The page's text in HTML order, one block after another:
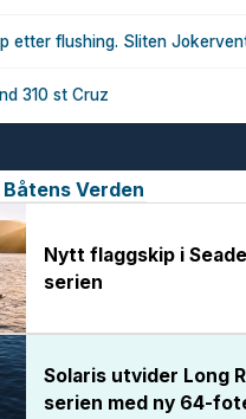
etter flushing. Sliten
310 st Cruz
Båtens Verden
Nytt flaggskip i
serien
Solaris utvider Long
serien med ny 64-